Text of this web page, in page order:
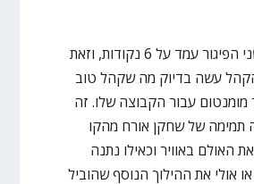
בתחילת הרבע השני הפיגור עמד על 6 נקודות, וזאת
עשה בדיוק מה שקהל טוב
מומנטום עבור הקבוצה שלו. זה
של שחקן אורח מהקו
האולם באוויר וכאילו נתנה
אולי את ההילוך הנוסף שהוביל